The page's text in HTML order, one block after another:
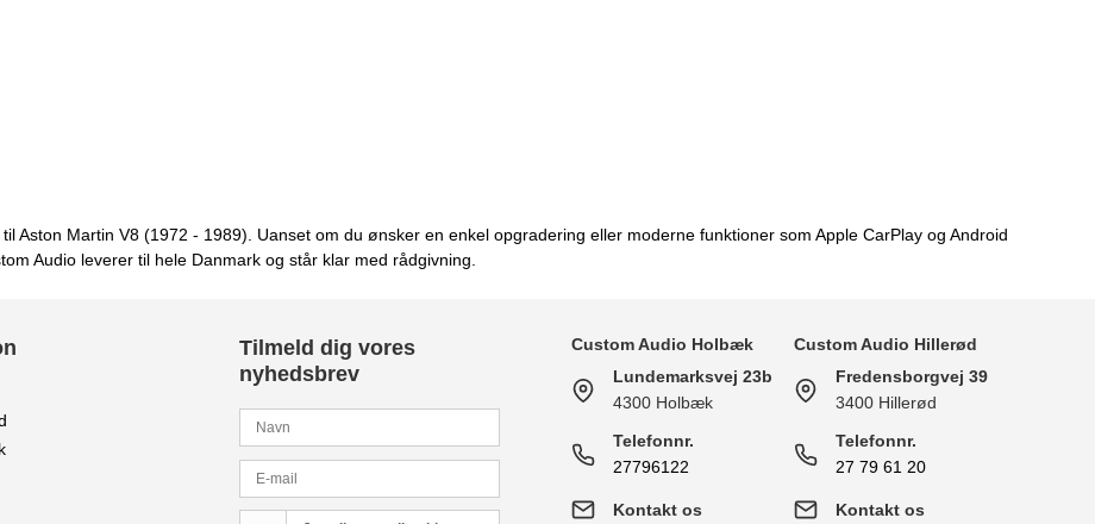
Aston Martin V8 (1972 - 1989). Uanset om du ønsker en enkel opgradering eller moderne funktioner som Apple CarPlay og Android
Audio leverer til hele Danmark og står klar med rådgivning.
Tilmeld dig vores
nyhedsbrev
Custom Audio Holbæk
Lundemarksvej 23b
4300 Holbæk
Telefonnr.
27796122
Kontakt os
Custom Audio Hillerød
Fredensborgvej 39
3400 Hillerød
Telefonnr.
27 79 61 20
Kontakt os